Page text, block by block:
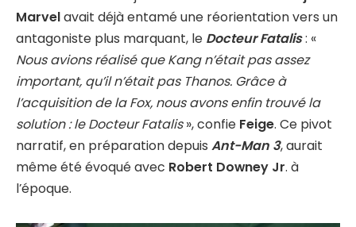
Marvelavait déjà entamé une réorientation vers un
antagoniste plus marquant, le Docteur Fatalis: «
Nous avions réalisé que Kang n’était pas assez
important, qu’il n’était pas Thanos. Grâce à
l’acquisition de la Fox, nous avons enfin trouvé la
solution : le Docteur Fatalis», confie Feige. Ce pivot
narratif, en préparation depuis Ant-Man 3, aurait
même été évoqué avec Robert Downey Jr. à
l’époque.